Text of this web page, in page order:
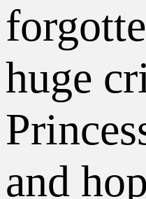
huge
and